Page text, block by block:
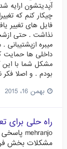
آپدیتشون ارایه
چیکار کنم که
فایل های تغییر
نذاشت . حتی
میبره
داخلی ها حمایت
مشکل شما با
بودم . و اصلا
بهمن 16، 2015
راه حلی برای
mehranjo پاسخی
مشکلات بخش